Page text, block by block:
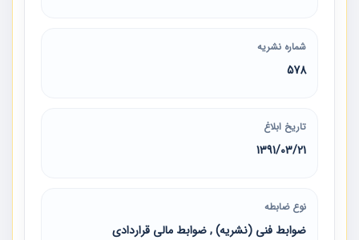
شماره نشریه
578
تاریخ ابلاغ
1391/03/21
نوع ضابطه
ضوابط فنی (نشریه) , ضوابط مالی قراردادی